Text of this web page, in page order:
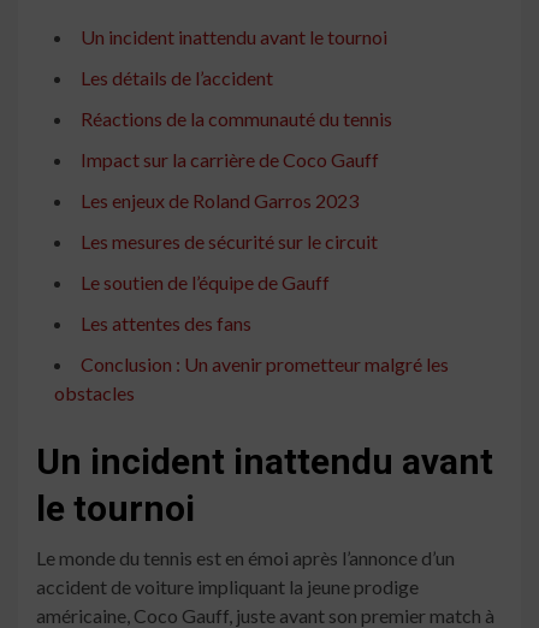
Un incident inattendu avant le tournoi
Les détails de l’accident
Réactions de la communauté du tennis
Impact sur la carrière de Coco Gauff
Les enjeux de Roland Garros 2023
Les mesures de sécurité sur le circuit
Le soutien de l’équipe de Gauff
Les attentes des fans
Conclusion : Un avenir prometteur malgré les
obstacles
Un incident inattendu avant
le tournoi
Le monde du tennis est en émoi après l’annonce d’un
accident de voiture impliquant la jeune prodige
américaine, Coco Gauff, juste avant son premier match à